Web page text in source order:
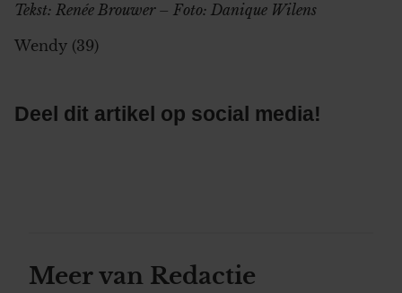
Tekst: Renée Brouwer – Foto: Danique Wilens
Wendy (39)
Deel dit artikel op social media!
Meer van Redactie